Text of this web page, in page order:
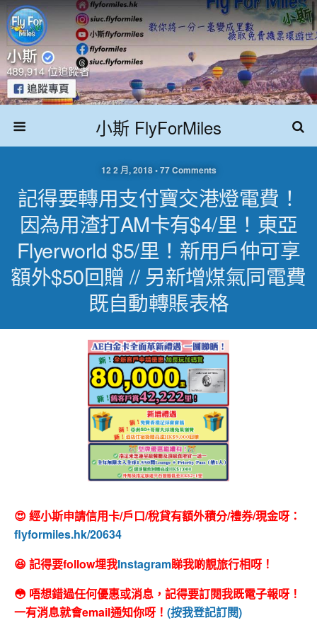
小斯 FlyForMiles
12 2 月, 2018 • 77 Comments
記得要轉用支付寶交港燈電費！
因為用渣打AM卡有$4/里！東亞
Flyerworld $5/里！新用戶仲可享
額外$50回贈 // 另新增煤氣同電費
既自動轉賬表格
😍 經小斯申請信用卡/戶口/稅貸有額外積分/禮券/現金呀：
flyformiles.hk/20634
😆 記得要follow埋我Instagram睇我啲靚旅行相呀！
😳 唔想錯過任何優惠或消息，記得要訂閱我既電子報呀！
一有消息就會email通知你呀！ (按我登記訂閱)